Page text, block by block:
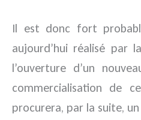
Il est donc fort
aujourd’hui réalisé par
l’ouverture d’un
commercialisation de
procurera, par la suite,